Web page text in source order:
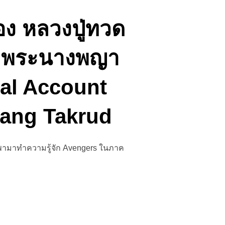
หลวงปู่ทวด
ระนางพญา
Account
Takrud
มาทำความรู้จัก Avengers ในภาค